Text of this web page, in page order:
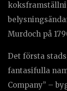
Murdoch på
Det första
fantasifulla
Company” –